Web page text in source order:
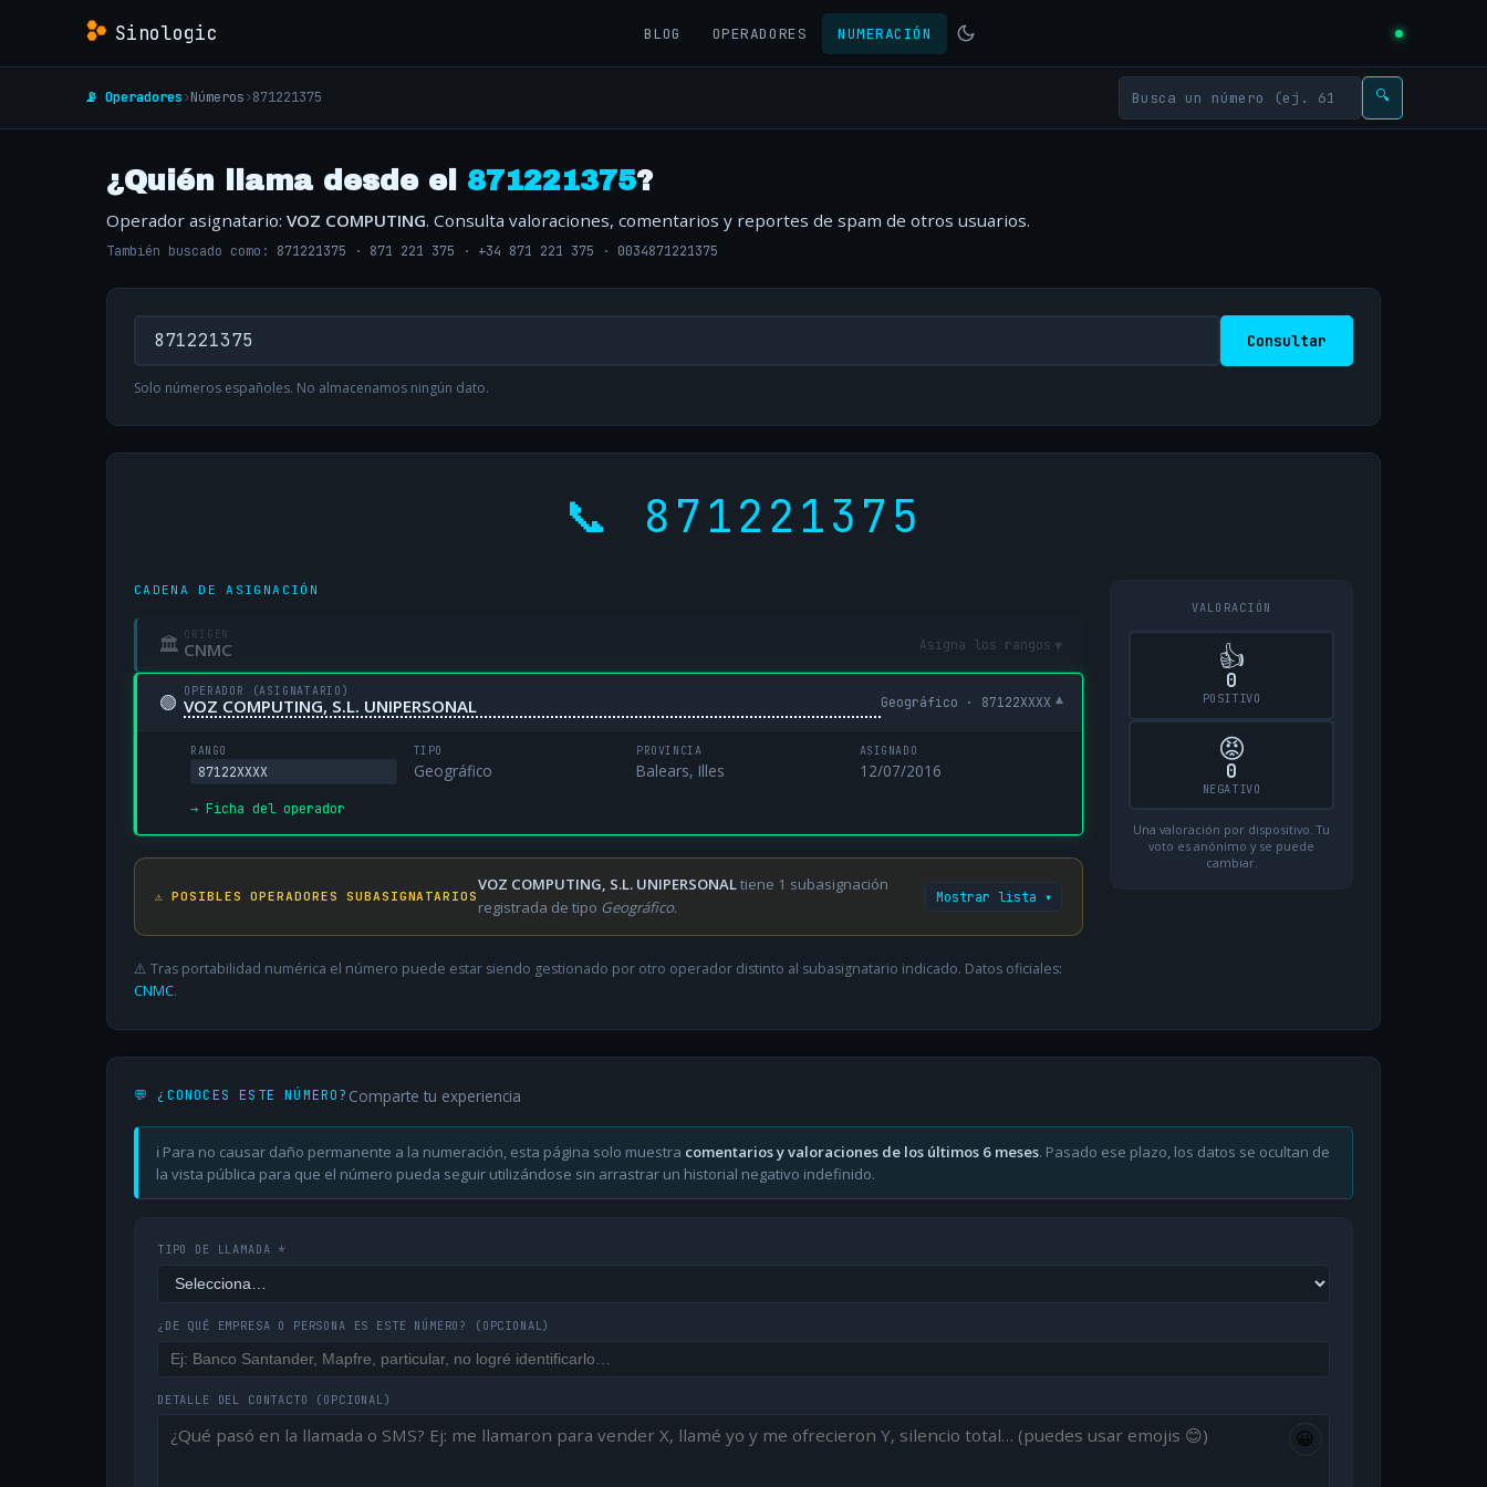
Sinologic BLOG OPERADORES NUMERACIÓN
📡 Operadores›Números›871221375 🔍
¿Quién llama desde el 871221375?
Operador asignatario: VOZ COMPUTING. Consulta valoraciones, comentarios y reportes de spam de otros usuarios.
También buscado como: 871221375 · 871 221 375 · +34 871 221 375 · 0034871221375
Consultar
Solo números españoles. No almacenamos ningún dato.
📞 871221375
CADENA DE ASIGNACIÓN
🏛 ORIGEN
CNMC Asigna los rangos ▾
🟢 OPERADOR (ASIGNATARIO)
VOZ COMPUTING, S.L. UNIPERSONAL Geográfico · 87122XXXX ▾
RANGO
87122XXXX
TIPO
Geográfico
PROVINCIA
Balears, Illes
ASIGNADO
12/07/2016
→ Ficha del operador
⚠️ POSIBLES OPERADORES SUBASIGNATARIOS
VOZ COMPUTING, S.L. UNIPERSONALtiene 1 subasignación
registrada de tipo Geográfico.
Mostrar lista ▾
⚠️ Tras portabilidad numérica el número puede estar siendo gestionado por otro operador distinto al subasignatario indicado. Datos oficiales:
CNMC.
VALORACIÓN
👍
0
POSITIVO
😡
0
NEGATIVO
Una valoración por dispositivo. Tu
voto es anónimo y se puede
cambiar.
💬 ¿CONOCES ESTE NÚMERO? Comparte tu experiencia
ℹ️ Para no causar daño permanente a la numeración, esta página solo muestra comentarios y valoraciones de los últimos 6 meses. Pasado ese plazo, los datos se ocultan de
la vista pública para que el número pueda seguir utilizándose sin arrastrar un historial negativo indefinido.
TIPO DE LLAMADA *
¿DE QUÉ EMPRESA O PERSONA ES ESTE NÚMERO? (OPCIONAL)
DETALLE DEL CONTACTO (OPCIONAL)
😀